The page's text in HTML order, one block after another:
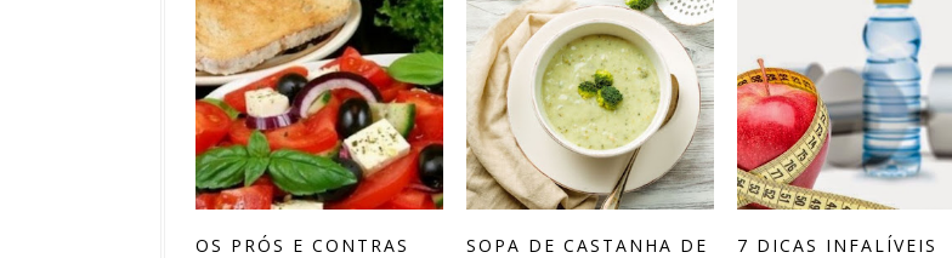
OS PRÓS E CONTRAS
SOPA DE CASTANHA DE
7 DICAS INFALÍVEIS